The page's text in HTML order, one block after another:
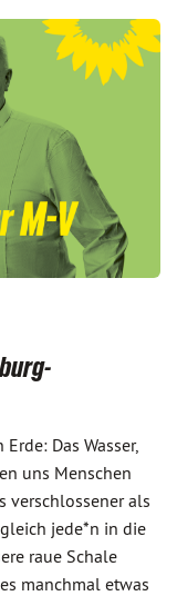
Das Wasser,
uns Menschen
verschlossener als
jede*n in die
raue Schale
manchmal etwas